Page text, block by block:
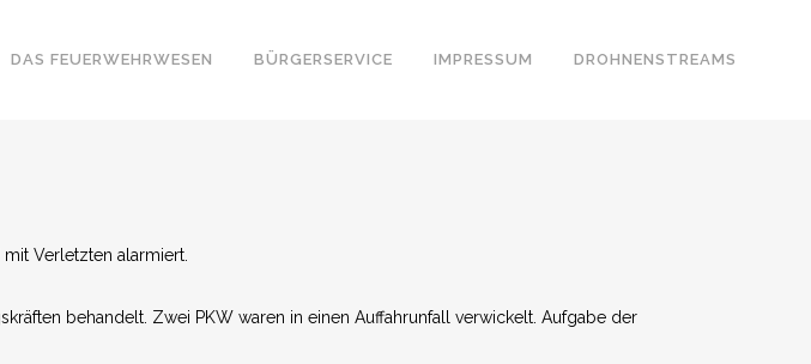
DAS FEUERWEHRWESEN BÜRGERSERVICE IMPRESSUM DROHNENSTREAMS
Verletzten alarmiert.
behandelt. Zwei PKW waren in einen Auffahrunfall verwickelt. Aufgabe der